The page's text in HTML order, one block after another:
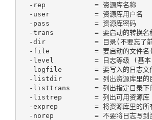
-rep            = 资源库名称
-user           = 资源库用户名
-pass           = 资源库密码
-trans          = 要启动的转换名
-dir            = 目录(不要忘了
-file           = 要启动的文件名(
-level          = 日志等级 (基
-logfile        = 要写入的日志文
-listdir        = 列出资源库里的
-listtrans      = 列出指定目录下
-listrep        = 列出可用资源库
-exprep         = 将资源库里的所
-norep          = 不要将日志写到